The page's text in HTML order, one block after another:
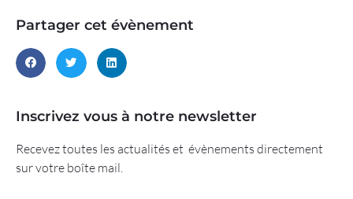
Partager cet évènement
Inscrivez vous à notre newsletter
Recevez toutes les actualités et évènements directement
sur votre boîte mail.